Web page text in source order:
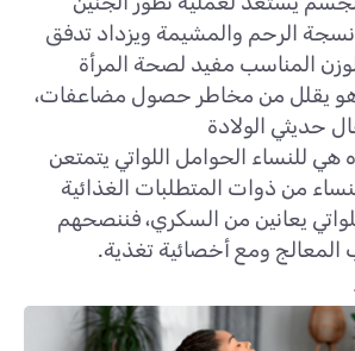
الرحم والمشيمة ويزداد تدفق
المناسب مفيد لصحة المرأة
وهو يقلل من مخاطر حصول مضاعفات،
حديثي الولادة
هي للنساء الحوامل اللواتي يتمتعن
من ذوات المتطلبات الغذائية
يعانين من السكري، فننصحهم
المعالج ومع أخصائية تغذية.